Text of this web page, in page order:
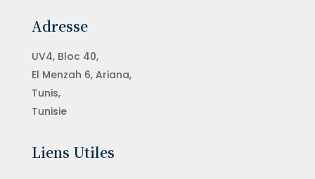
Adresse
UV4, Bloc 40,
El Menzah 6, Ariana,
Tunis,
Tunisie
Liens Utiles